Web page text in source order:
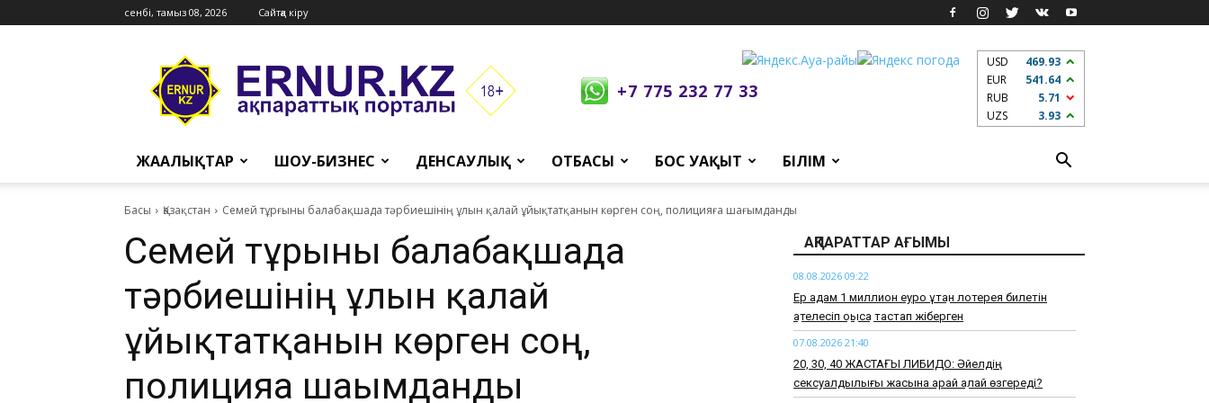
сенбі, тамыз 08, 2026 Сайтқа кіру
Ernur
Press
+7 775 232 77 33
USD
469.93
EUR
541.64
RUB
5.71
UZS
3.93
ЖАҢАЛЫҚТАР ШОУ-БИЗНЕС ДЕНСАУЛЫҚ ОТБАСЫ БОС УАҚЫТ БІЛІМ
Басы Қазақстан Семей тұрғыны балабақшада тәрбиешінің ұлын қалай ұйықтатқанын көрген соң, полицияға шағымданды
Семей тұрғыны балабақшада
тәрбиешінің ұлын қалай
ұйықтатқанын көрген соң,
полицияға шағымданды
АҚПАРАТТАР АҒЫМЫ
08.08.2026 09:22
Ер адам 1 миллион еуро ұтқан лотерея билетін
қателесіп қоқысқа тастап жіберген
07.08.2026 21:40
​20, 30, 40 ЖАСТАҒЫ ЛИБИДО: Әйелдің
сексуалдылығы жасына қарай қалай өзгереді?